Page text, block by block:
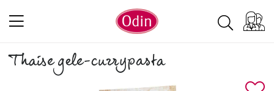
Thaise gele-currypasta